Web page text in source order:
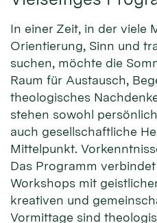
In einer Zeit, in der viele
Orientierung, Sinn und
suchen, möchte die
Raum für Austausch,
theologisches
stehen sowohl
auch gesellschaftliche
Mittelpunkt.
Das Programm
Workshops mit
kreativen und
Vormittage sind